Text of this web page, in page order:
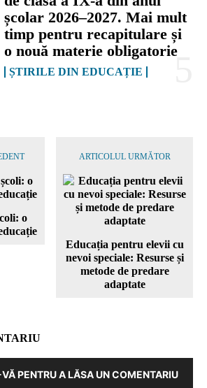
școlar 2026–2027. Mai mult
timp pentru recapitulare și
o nouă materie obligatorie
ȘTIRILE DIN EDUCAȚIE
o
ARTICOLUL URMĂTOR
Educația pentru elevii cu
nevoi speciale: Resurse și
metode de predare
adaptate
PENTRU A LĂSA UN COMENTARIU